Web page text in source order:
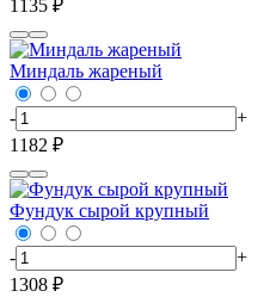
1135 ₽
Миндаль жареный
-
+
1182 ₽
Фундук сырой крупный
-
+
1308 ₽